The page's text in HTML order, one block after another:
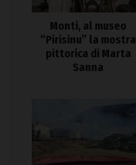
Monti, al museo
“Pirisinu” la mostra
pittorica di Marta
Sanna